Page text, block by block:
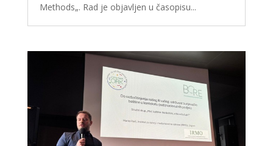
Methods„. Rad je objavljen u časopisu...